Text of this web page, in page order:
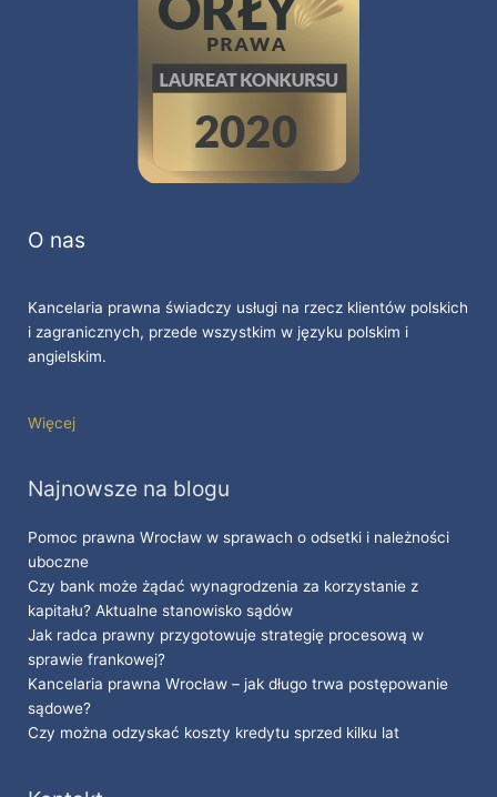
O nas
Kancelaria prawna świadczy usługi na rzecz klientów polskich
i zagranicznych, przede wszystkim w języku polskim i
angielskim.
Więcej
Najnowsze na blogu
Pomoc prawna Wrocław w sprawach o odsetki i należności
uboczne
Czy bank może żądać wynagrodzenia za korzystanie z
kapitału? Aktualne stanowisko sądów
Jak radca prawny przygotowuje strategię procesową w
sprawie frankowej?
Kancelaria prawna Wrocław – jak długo trwa postępowanie
sądowe?
Czy można odzyskać koszty kredytu sprzed kilku lat